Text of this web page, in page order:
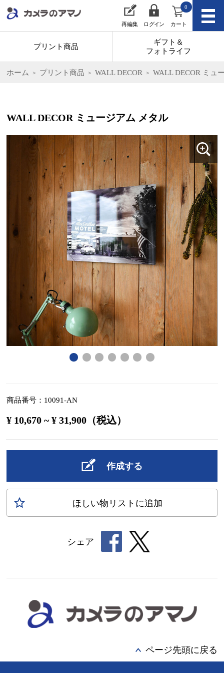
再編集 ログイン カート
0
プリント商品
ギフト＆
フォトライフ
ホーム プリント商品 WALL DECOR WALL DECOR ミュ
WALL DECOR ミュージアム メタル
商品番号 10091-AN
¥ 10,670 ~ ¥ 31,900（税込）
作成する
ほしい物 リスト に追加
シェア
ページ先頭に戻る